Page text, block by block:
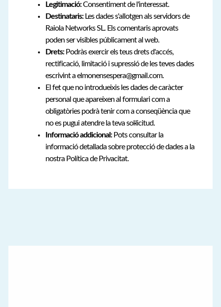
Legitimació:Consentiment de l'interessat.
Destinataris:Les dades s'allotgen als servidors de
Raiola Networks SL. Els comentaris aprovats
poden ser visibles públicament al web.
Drets:Podràs exercir els teus drets d'accés,
rectificació, limitació i supressió de les teves dades
escrivint a elmonensespera@gmail.com.
El fet que no introdueixis les dades de caràcter
personal que apareixen al formulari com a
obligatòries podrà tenir com a conseqüència que
no es pugui atendre la teva sol·licitud.
Informació addicional:Pots consultar la
informació detallada sobre protecció de dades a la
nostra Política de Privacitat.